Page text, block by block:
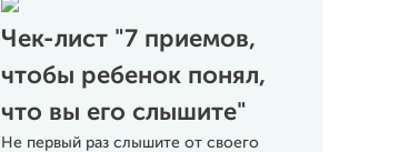
Чек-лист "7 приемов,
чтобы ребенок понял,
что вы его слышите"
Не первый раз слышите от своего